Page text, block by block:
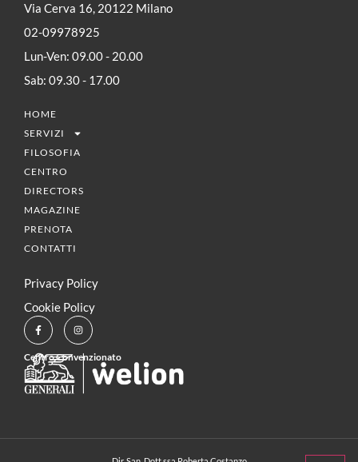
Via Cerva 16, 20122 Milano
02-09978925
Lun-Ven: 09.00 - 20.00
Sab: 09.30 - 17.00
HOME
SERVIZI
FILOSOFIA
CENTRO
DIRECTORS
MAGAZINE
PRENOTA
CONTATTI
Privacy Policy
Cookie Policy
Centro Convenzionato